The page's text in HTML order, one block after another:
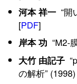
河本 祥一“開
[PDF]
岸本 功“M2-
大竹 由記子
の解析”